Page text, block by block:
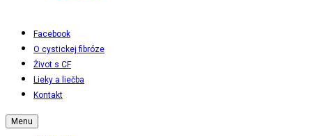
Facebook
O cystickej fibróze
Život s CF
Lieky a liečba
Kontakt
Menu